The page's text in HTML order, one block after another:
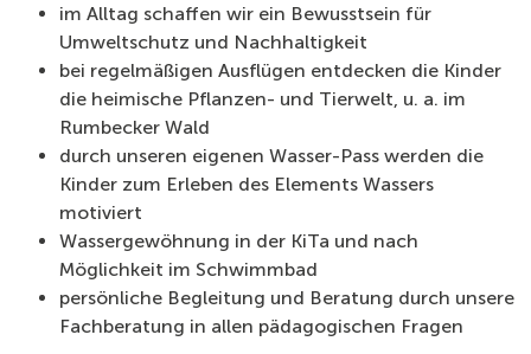
im Alltag schaffen wir ein Bewusstsein für
Umweltschutz und Nachhaltigkeit
bei regelmäßigen Ausflügen entdecken die Kinder
die heimische Pflanzen- und Tierwelt, u. a. im
Rumbecker Wald
durch unseren eigenen Wasser-Pass werden die
Kinder zum Erleben des Elements Wassers
motiviert
Wassergewöhnung in der KiTa und nach
Möglichkeit im Schwimmbad
persönliche Begleitung und Beratung durch unsere
Fachberatung in allen pädagogischen Fragen